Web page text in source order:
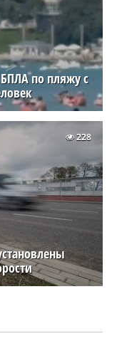
БПЛА по пляжу с
228